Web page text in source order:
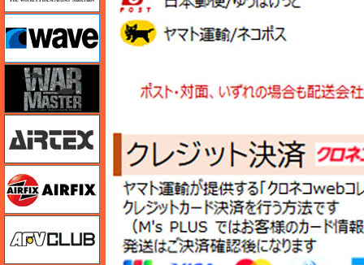
ウェーブ
エアフィックス
AFVクラブ